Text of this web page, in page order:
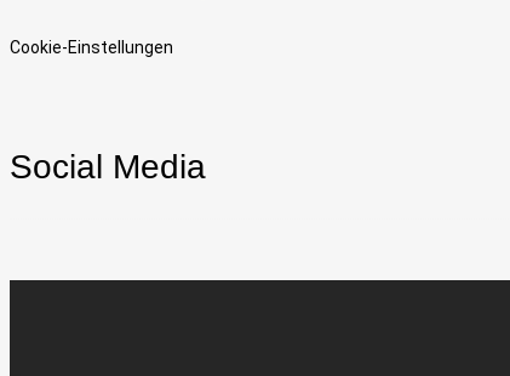
Cookie-Einstellungen
Social Media